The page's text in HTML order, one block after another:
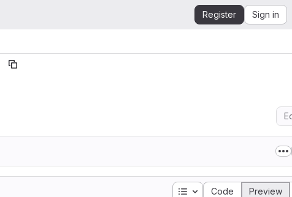
Register Sign in
Table of contents
Code Preview